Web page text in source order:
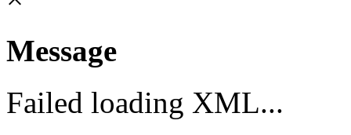
Message
Failed loading XML...